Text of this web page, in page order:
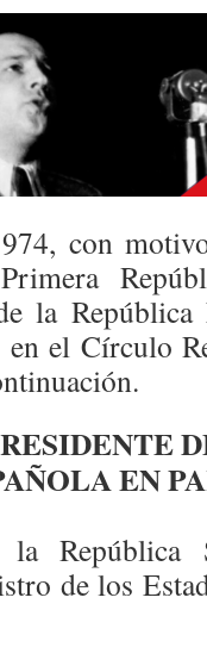
con
la
el Círculo
EN
República
de los